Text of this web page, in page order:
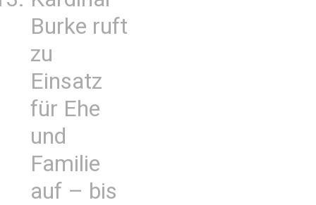
Burke ruft
zu
Einsatz
für Ehe
und
Familie
auf – bis